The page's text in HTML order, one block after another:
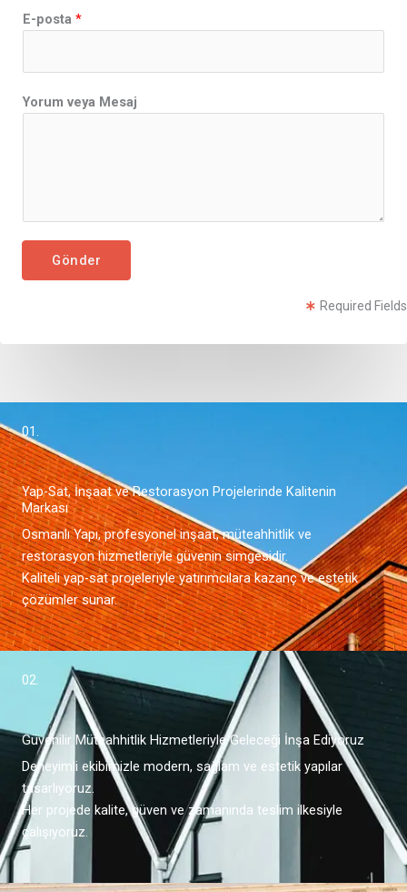
v
e
a
v
e
E-posta *
Yorum veya Mesaj
Gönder
Required Fields
01.
Yap-Sat, İnşaat ve Restorasyon Projelerinde Kalitenin
Markası
Osmanlı Yapı, profesyonel inşaat, müteahhitlik ve
restorasyon hizmetleriyle güvenin simgesidir.
Kaliteli yap-sat projeleriyle yatırımcılara kazanç ve estetik
çözümler sunar.
02.
Güvenilir Müteahhitlik Hizmetleriyle Geleceği İnşa Ediyoruz
Deneyimli ekibimizle modern, sağlam ve estetik yapılar
tasarlıyoruz.
Her projede kalite, güven ve zamanında teslim ilkesiyle
çalışıyoruz.